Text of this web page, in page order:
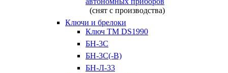
(снят с производства)
Ключи и брелоки
Ключ TM DS1990
БН-3С
БН-3С(-В)
БН-Л-33